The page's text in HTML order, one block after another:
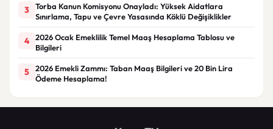
3
Torba Kanun Komisyonu Onayladı: Yüksek Aidatlara
Sınırlama, Tapu ve Çevre Yasasında Köklü Değişiklikler
4
2026 Ocak Emeklilik Temel Maaş Hesaplama Tablosu ve
Bilgileri
5
2026 Emekli Zammı: Taban Maaş Bilgileri ve 20 Bin Lira
Ödeme Hesaplama!